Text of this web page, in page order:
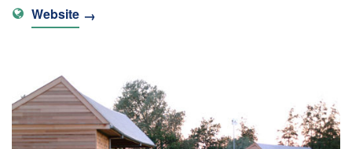
Website →